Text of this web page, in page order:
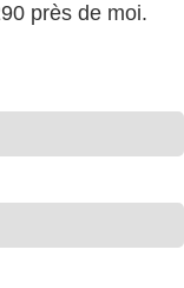
près de moi.